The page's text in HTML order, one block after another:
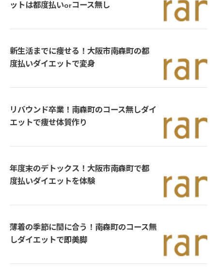
ットは都度払いorコース無し
新生活までに痩せる！大阪市南森町の都
度払いダイエットで変身
リバウンド卒業！南森町のコース無しダイ
エットで痩せ体質作り
年度末のデトックス！大阪市南森町で都
度払いダイエットを体験
薄着の季節に間に合う！南森町のコース無
しダイエットで即美脚